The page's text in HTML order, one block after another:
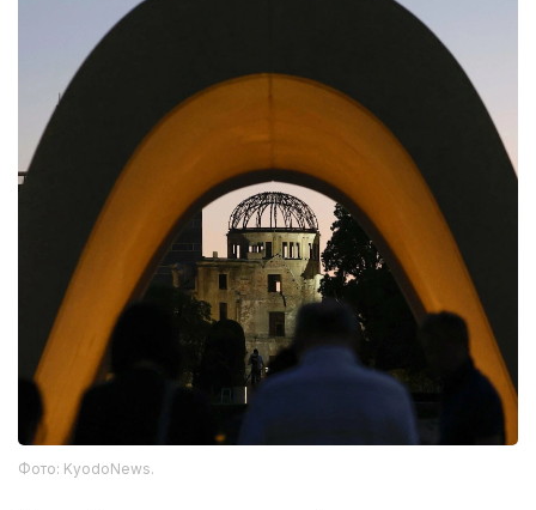
Фото: KyodoNews.